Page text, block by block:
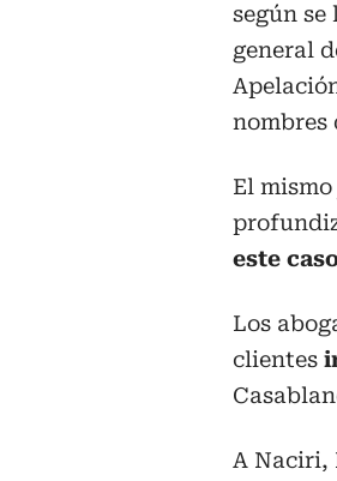
según
general
nombres
El
este
Los
clientes
A Naciri,